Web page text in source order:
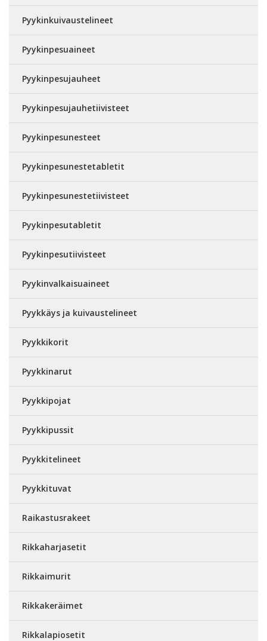
Pyykinkuivaustelineet
Pyykinpesuaineet
Pyykinpesujauheet
Pyykinpesujauhetiivisteet
Pyykinpesunesteet
Pyykinpesunestetabletit
Pyykinpesunestetiivisteet
Pyykinpesutabletit
Pyykinpesutiivisteet
Pyykinvalkaisuaineet
Pyykkäys ja kuivaustelineet
Pyykkikorit
Pyykkinarut
Pyykkipojat
Pyykkipussit
Pyykkitelineet
Pyykkituvat
Raikastusrakeet
Rikkaharjasetit
Rikkaimurit
Rikkakeräimet
Rikkalapiosetit